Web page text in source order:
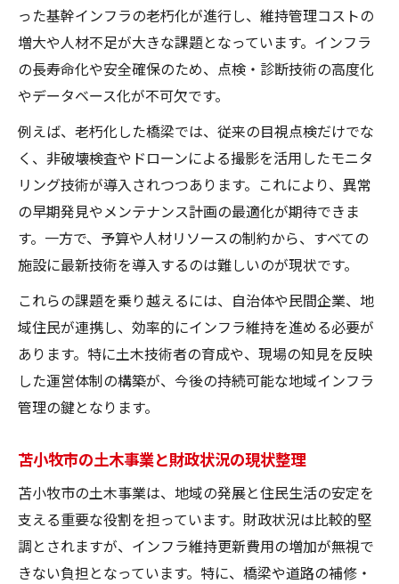
った基幹インフラの老朽化が進行し、維持管理コストの
増大や人材不足が大きな課題となっています。インフラ
の長寿命化や安全確保のため、点検・診断技術の高度化
やデータベース化が不可欠です。
例えば、老朽化した橋梁では、従来の目視点検だけでな
く、非破壊検査やドローンによる撮影を活用したモニタ
リング技術が導入されつつあります。これにより、異常
の早期発見やメンテナンス計画の最適化が期待できま
す。一方で、予算や人材リソースの制約から、すべての
施設に最新技術を導入するのは難しいのが現状です。
これらの課題を乗り越えるには、自治体や民間企業、地
域住民が連携し、効率的にインフラ維持を進める必要が
あります。特に土木技術者の育成や、現場の知見を反映
した運営体制の構築が、今後の持続可能な地域インフラ
管理の鍵となります。
苫小牧市の土木事業と財政状況の現状整理
苫小牧市の土木事業は、地域の発展と住民生活の安定を
支える重要な役割を担っています。財政状況は比較的堅
調とされますが、インフラ維持更新費用の増加が無視で
きない負担となっています。特に、橋梁や道路の補修・